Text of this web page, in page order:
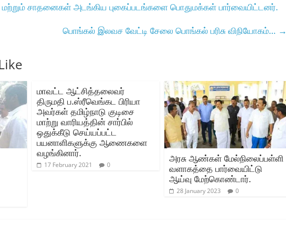
சாதனைகள் அடங்கிய புகைப்படங்களை பொதுமக்கள் பார்வையிட்டனர்.
பொங்கல் இலவச வேட்டி சேலை பொங்கல் பரிசு விநியோகம்… →
மாவட்ட ஆட்சித்தலைவர்‌
திருமதி ப.ஸ்ரீவெங்கட பிரியா
அவர்கள்‌ தமிழ்நாடு குடிசை
மாற்று வாரியத்தின்‌ சார்பில்‌
ஒதுக்கீடு செய்யப்பட்ட
பயனாளிகளுக்கு ஆணைகளை
வழங்கினார்‌.
17 February 2021 0
அரசு ஆண்கள் மேல்நிலைப்பள்ளி
வளாகத்தை பார்வையிட்டு
ஆய்வு மேற்கொண்டார்.
28 January 2023 0